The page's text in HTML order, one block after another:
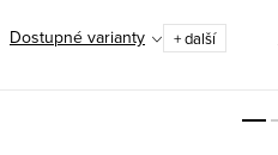
Dostupné varianty + další